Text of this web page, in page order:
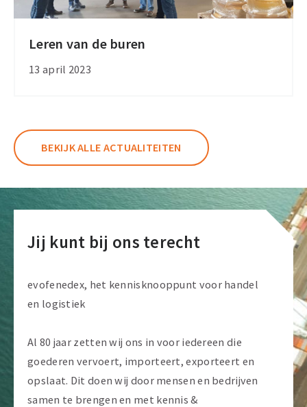
Leren van de buren
13 april 2023
Leren
van
BEKIJK ALLE ACTUALITEITEN
Jij kunt bij ons terecht
evofenedex, het kennisknooppunt voor handel
en logistiek
Al 80 jaar zetten wij ons in voor iedereen die
goederen vervoert, importeert, exporteert en
opslaat. Dit doen wij door mensen en bedrijven
samen te brengen en met kennis &